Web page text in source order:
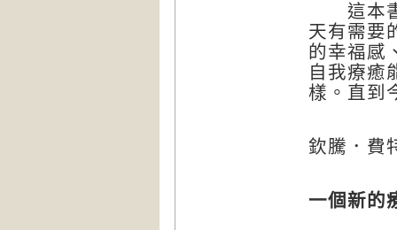
這本書
天有需要
的幸福感
自我療癒
樣。直到
欽騰．費
一個新的